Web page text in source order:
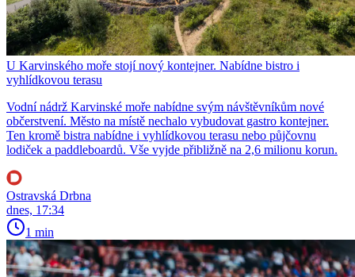
U Karvinského moře stojí nový kontejner. Nabídne bistro i
vyhlídkovou terasu
Vodní nádrž Karvinské moře nabídne svým návštěvníkům nové
občerstvení. Město na místě nechalo vybudovat gastro kontejner.
Ten kromě bistra nabídne i vyhlídkovou terasu nebo půjčovnu
lodiček a paddleboardů. Vše vyjde přibližně na 2,6 milionu korun.
Ostravská Drbna
dnes, 17:34
1 min